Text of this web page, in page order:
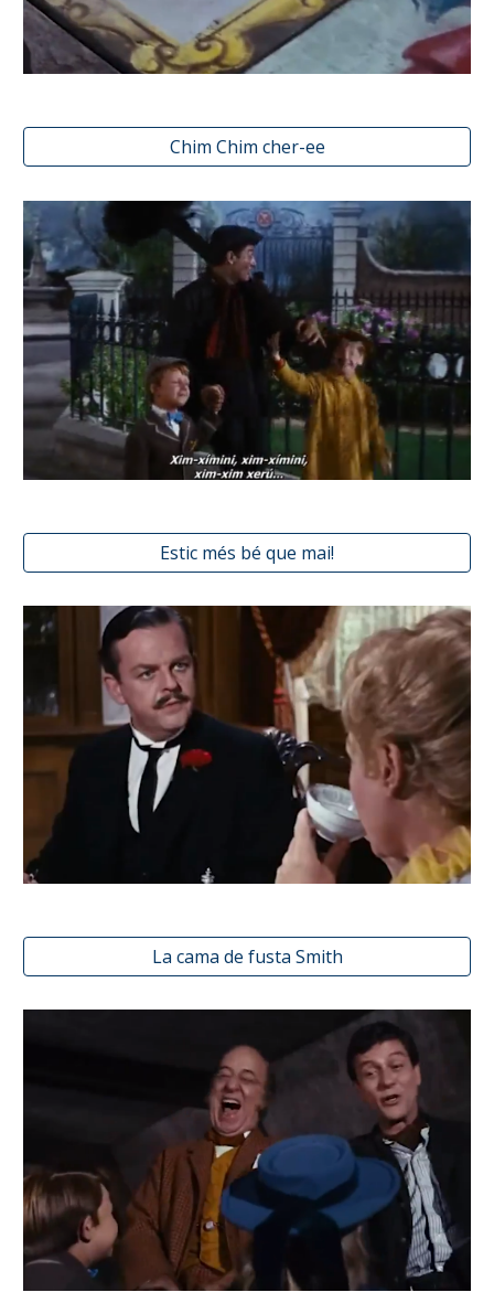
Chim Chim cher-ee
Estic més bé que mai!
La cama de fusta Smith